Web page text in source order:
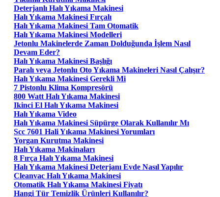
Deterjanlı Halı Yıkama Makinesi
Halı Yıkama Makinesi Fırçalı
Halı Yıkama Makinesi Tam Otomatik
Halı Yıkama Makinesi Modelleri
Jetonlu Makinelerde Zaman Dolduğunda İşlem Nasıl
Devam Eder?
Halı Yıkama Makinesi Başlığı
Paralı veya Jetonlu Oto Yıkama Makineleri Nasıl Çalışır?
Halı Yıkama Makinesi Gerekli Mi
7 Pistonlu Klima Kompresörü
800 Watt Halı Yıkama Makinesi
Ikinci El Halı Yıkama Makinesi
Halı Yıkama Video
Halı Yıkama Makinesi Süpürge Olarak Kullanılır Mı
Scc 7601 Hali Yıkama Makinesi Yorumları
Yorgan Kurutma Makinesi
Halı Yıkama Makinaları
8 Fırça Halı Yıkama Makinesi
Halı Yıkama Makinesi Deterjanı Evde Nasıl Yapılır
Cleanvac Halı Yıkama Makinesi
Otomatik Halı Yıkama Makinesi Fiyatı
Hangi Tür Temizlik Ürünleri Kullanılır?